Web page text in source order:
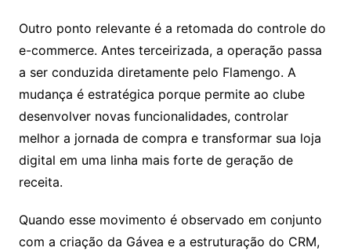
Outro ponto relevante é a retomada do controle do
e-commerce. Antes terceirizada, a operação passa
a ser conduzida diretamente pelo Flamengo. A
mudança é estratégica porque permite ao clube
desenvolver novas funcionalidades, controlar
melhor a jornada de compra e transformar sua loja
digital em uma linha mais forte de geração de
receita.
Quando esse movimento é observado em conjunto
com a criação da Gávea e a estruturação do CRM,